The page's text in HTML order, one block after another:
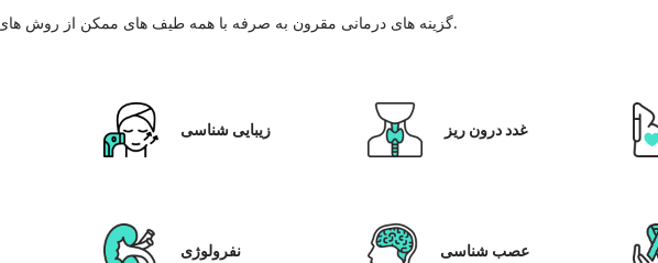
گزینه های درمانی مقرون به صرفه با همه طیف های ممکن از روش های پزشکی برای انتخاب با بهترین کیفیت مراقبت های بهداشتی در کشور.
زیبایی شناسی غدد درون ریز
نفرولوژی عصب شناسی